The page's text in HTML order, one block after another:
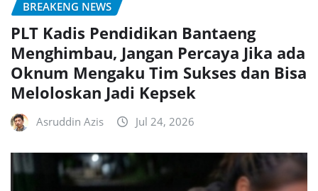
BREAKENG NEWS
PLT Kadis Pendidikan Bantaeng
Menghimbau, Jangan Percaya Jika ada
Oknum Mengaku Tim Sukses dan Bisa
Meloloskan Jadi Kepsek
Asruddin Azis Jul 24, 2026